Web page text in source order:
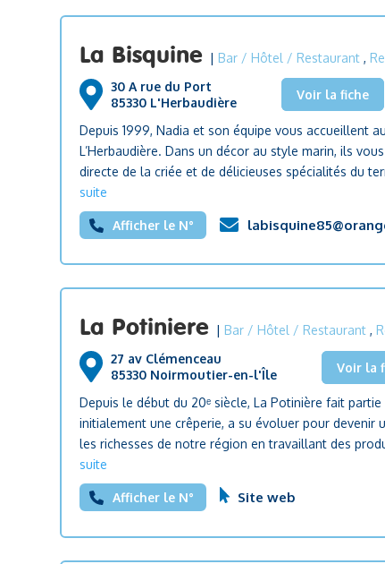
La Bisquine |Bar / Hôtel / Restaurant ,
30 A rue du Port
85330 L'Herbaudière
Voir la fiche
Depuis 1999, Nadia et son équipe vous accueillent
L’Herbaudière. Dans un décor au style marin, ils
directe de la criée et de délicieuses spécialités du
suite
Afficher le N°
La Potiniere |Bar / Hôtel / Restaurant ,
27 av Clémenceau
85330 Noirmoutier-en-l'Île
Voir la
Depuis le début du 20ᵉ siècle, La Potinière fait
initialement une crêperie, a su évoluer pour devenir
les richesses de notre région en travaillant des
suite
Afficher le N° Site web